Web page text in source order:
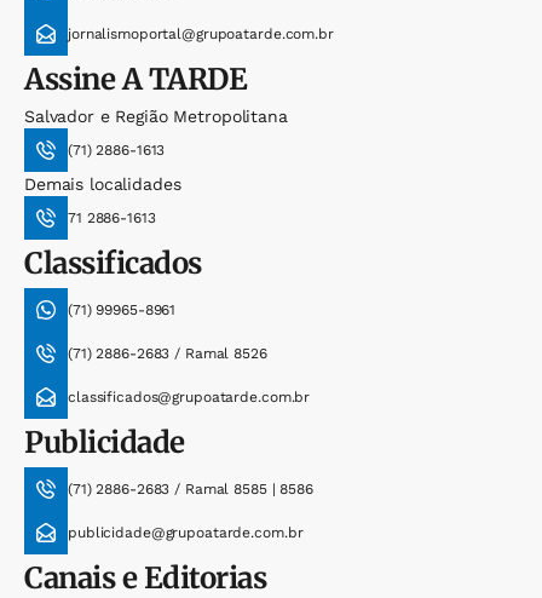
jornalismoportal@grupoatarde.com.br
AssineA TARDE
Salvador e Região Metropolitana
(71) 2886-1613
Demais localidades
71 2886-1613
Classificados
(71) 99965-8961
(71) 2886-2683 / Ramal 8526
classificados@grupoatarde.com.br
Publicidade
(71) 2886-2683 / Ramal 8585 | 8586
publicidade@grupoatarde.com.br
Canais e Editorias